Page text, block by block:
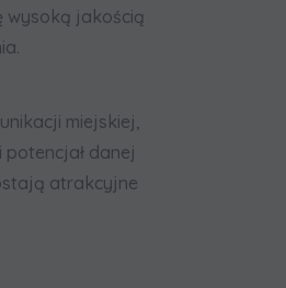
wysoką jakością
miejskiej,
danej
atrakcyjne